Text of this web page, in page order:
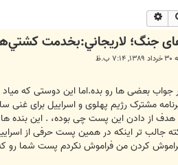
جستجو
جواب بعضی ها رو بده.اما این دوستی که
غنی سازی 90 درصدی اورانیوم با لیزر در اصفهان می گفتم و بعد هم با حسرت که ای وای بهد از انقلاب از دستمون رفت که
هدف از دادن این پست چی بوده، . این بنده
جالب تر اینکه در همین پست حرفی از
کردن من فراموش نکردم پست شما رو